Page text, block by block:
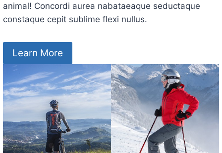
animal! Concordi aurea nabataeaque seductaque
constaque cepit sublime flexi nullus.
Learn More